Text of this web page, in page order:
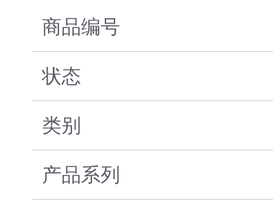
商品编号
状态
类别
产品系列